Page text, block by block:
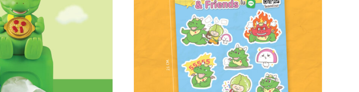
หยิบใส่ตะกร้า DETAILS